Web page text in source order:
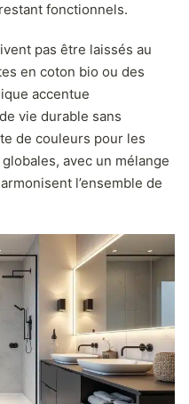
fonctionnels.
pas être laissés au
en coton bio ou des
accentue
vie durable sans
de couleurs pour les
avec un mélange
l’ensemble de